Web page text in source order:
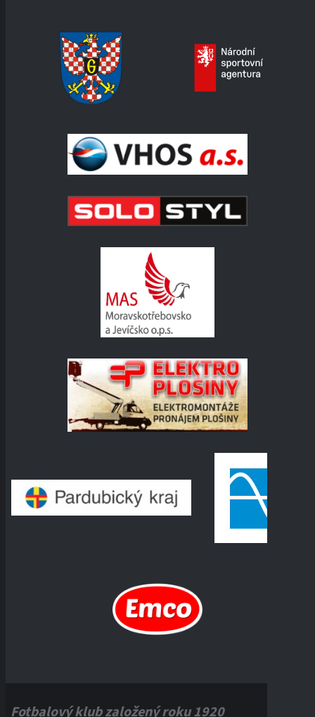
Fotbalový klub založený roku 1920